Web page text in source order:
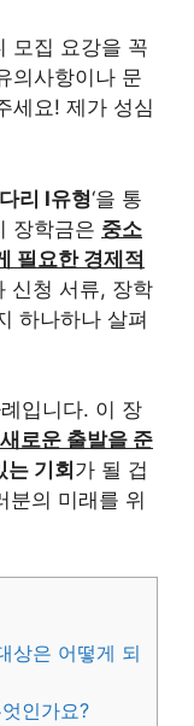
모집 요강을 꼭
의사항이나 문
세요! 제가 성심
리 I유형‘을 통
장학금은 중소
필요한 경제적
신청 서류, 장학
하나하나 살펴
입니다. 이 장
로운 출발을 준
는 기회 가 될 겁
분의 미래를 위
상은 어떻게 되
인가요?